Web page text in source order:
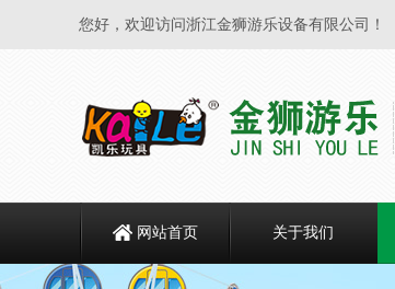
您好，欢迎访问浙江金狮游乐设备有限公司！
网站首页 关于我们